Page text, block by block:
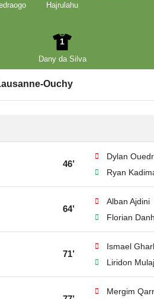
Hajrulahu
1
Dany da Silva
Ouchy
46’
Dylan
Ryan
64’
Alban Ajdini
Florian
71’
Ismael
Liridon Mulaj
Mergim